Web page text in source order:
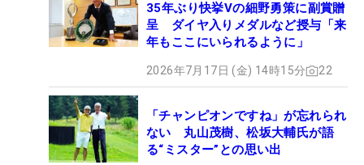
35年ぶり快挙Vの細野勇策に副賞贈
呈 ダイヤ入りメダルなど授与「来
年もここにいられるように」
2026年7月17日 (金) 14時15分 22
「チャンピオンですね」が忘れられ
ない 丸山茂樹、松坂大輔氏が語
る“ミスター”との思い出